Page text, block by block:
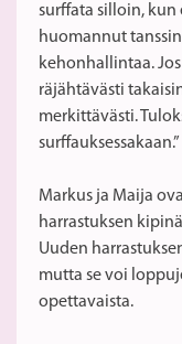
surffata silloin, kun
huomannut
kehonhallintaa.
räjähtävästi
merkittävästi.
surffauksessakaan.”
Markus ja Maija
harrastuksen
Uuden
mutta se voi
opettavaista.